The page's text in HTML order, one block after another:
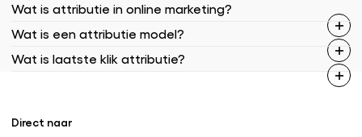
Wat is attributie in online marketing?
Wat is een attributie model?
Wat is laatste klik attributie?
Direct naar